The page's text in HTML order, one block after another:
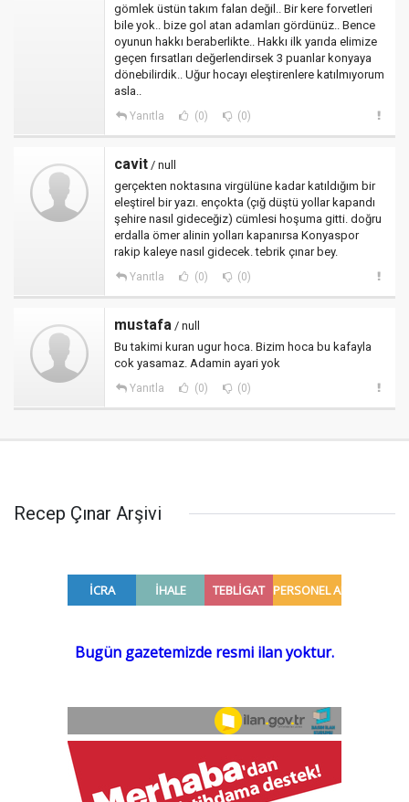
gömlek üstün takım falan değil.. Bir kere forvetleri
bile yok.. bize gol atan adamları gördünüz.. Bence
oyunun hakkı beraberlikte.. Hakkı ilk yarıda elimize
geçen fırsatları değerlendirsek 3 puanlar konyaya
dönebilirdik.. Uğur hocayı eleştirenlere katılmıyorum
asla..
Yanıtla (0) (0)
cavit / null
gerçekten noktasına virgülüne kadar katıldığım bir
eleştirel bir yazı. ençokta (çığ düştü yollar kapandı
şehire nasıl gideceğiz) cümlesi hoşuma gitti. doğru
erdalla ömer alinin yolları kapanırsa Konyaspor
rakip kaleye nasıl gidecek. tebrik çınar bey.
Yanıtla (0) (0)
mustafa / null
Bu takimi kuran ugur hoca. Bizim hoca bu kafayla
cok yasamaz. Adamin ayari yok
Yanıtla (0) (0)
Recep Çınar Arşivi